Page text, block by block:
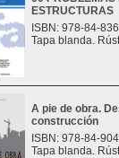
ESTRUCTURAS
ISBN: 978-84-
Tapa blanda.
A pie de obra.
construcción
ISBN: 978-84-
Tapa blanda.